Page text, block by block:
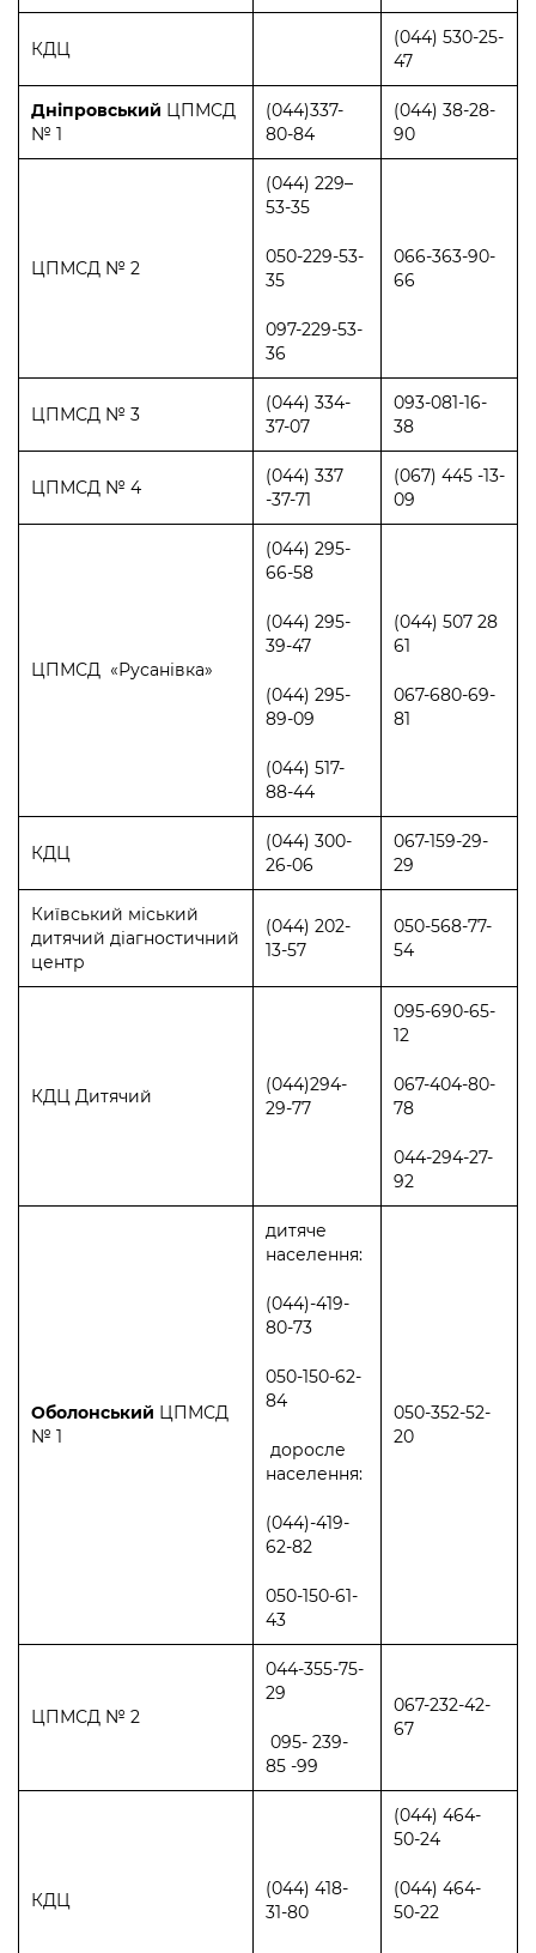
КДЦ
(044) 530-25-
47
Дніпровський ЦПМСД
№ 1
(044)337-
80-84
(044) 38-28-
90
ЦПМСД № 2
(044) 229–
53-35
050-229-53-
35
097-229-53-
36
066-363-90-
66
ЦПМСД № 3
(044) 334-
37-07
093-081-16-
38
ЦПМСД № 4
(044) 337
-37-71
(067) 445 -13-
09
ЦПМСД «Русанівка»
(044) 295-
66-58
(044) 295-
39-47
(044) 295-
89-09
(044) 517-
88-44
(044) 507 28
61
067-680-69-
81
КДЦ
(044) 300-
26-06
067-159-29-
29
Київський міський
дитячий діагностичний
центр
(044) 202-
13-57
050-568-77-
54
КДЦ Дитячий
(044)294-
29-77
095-690-65-
12
067-404-80-
78
044-294-27-
92
Оболонський ЦПМСД
№ 1
дитяче
населення:
(044)-419-
80-73
050-150-62-
84
доросле
населення:
(044)-419-
62-82
050-150-61-
43
050-352-52-
20
ЦПМСД № 2
044-355-75-
29
095- 239-
85 -99
067-232-42-
67
КДЦ
(044) 418-
31-80
(044) 464-
50-24
(044) 464-
50-22